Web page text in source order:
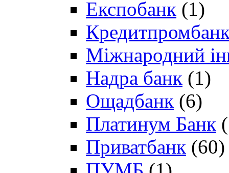
Експобанк (1)
Міжнародний
Надра банк (1)
Ощадбанк (6)
Платинум Банк
Приватбанк (60)